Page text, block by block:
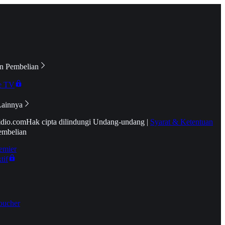
Pembelian
TV
Hak cipta dilindungi Undang-undang | Syarat & Ketentuan